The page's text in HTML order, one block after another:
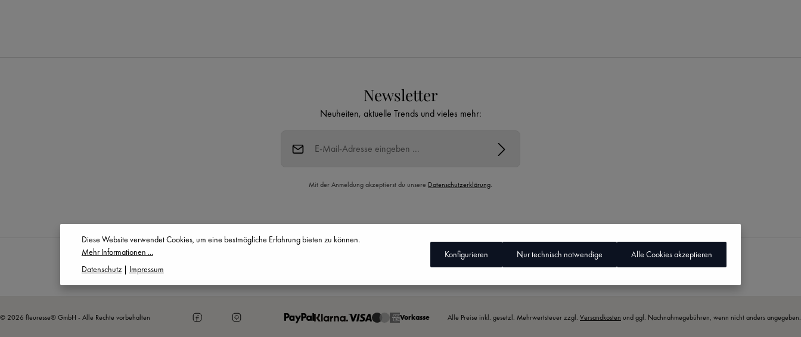
Newsletter
Neuheiten, aktuelle Trends und vieles mehr:
Mit der Anmeldung akzeptierst du unsere Datenschutzerklärung.
Vertrag widerrufen
© 2026 fleuresse® GmbH - Alle Rechte vorbehalten Vorkasse Alle Preise inkl. gesetzl. Mehrwertsteuer zzgl. Versandkosten und ggf. Nachnahmegebühren, wenn nicht anders angegeben.
Diese Website verwendet Cookies, um eine bestmögliche Erfahrung bieten zu können.
Mehr Informationen ...
Datenschutz| Impressum
Nur technisch notwendige
Konfigurieren Alle Cookies akzeptieren